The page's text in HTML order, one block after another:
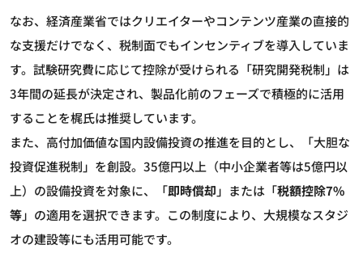
なお、経済産業省ではクリエイターやコンテンツ産業の直接的
な支援だけでなく、税制面でもインセンティブを導入していま
す。試験研究費に応じて控除が受けられる「研究開発税制」は
3年間の延長が決定され、製品化前のフェーズで積極的に活用
することを梶氏は推奨しています。
また、高付加価値な国内設備投資の推進を目的とし、「大胆な
投資促進税制」を創設。35億円以上（中小企業者等は5億円以
上）の設備投資を対象に、「即時償却 」または「税額控除7%
等」の適用を選択できます。この制度により、大規模なスタジ
オの建設等にも活用可能です。